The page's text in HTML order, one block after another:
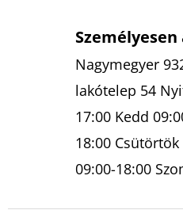
Nagymegyer
lakótelep 54
17:00 Kedd
18:00
09:00-18:00